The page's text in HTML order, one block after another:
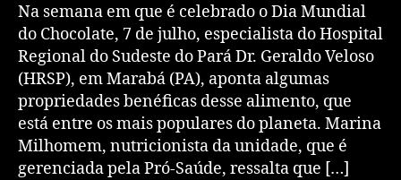
Na semana em que é celebrado o Dia Mundial
do Chocolate, 7 de julho, especialista do Hospital
Regional do Sudeste do Pará Dr. Geraldo Veloso
(HRSP), em Marabá (PA), aponta algumas
propriedades benéficas desse alimento, que
está entre os mais populares do planeta. Marina
Milhomem, nutricionista da unidade, que é
gerenciada pela Pró-Saúde, ressalta que […]